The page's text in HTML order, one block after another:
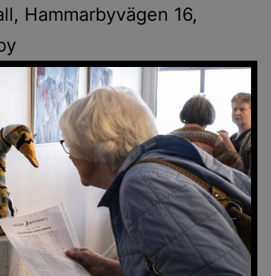
Hammarbyvägen 16,